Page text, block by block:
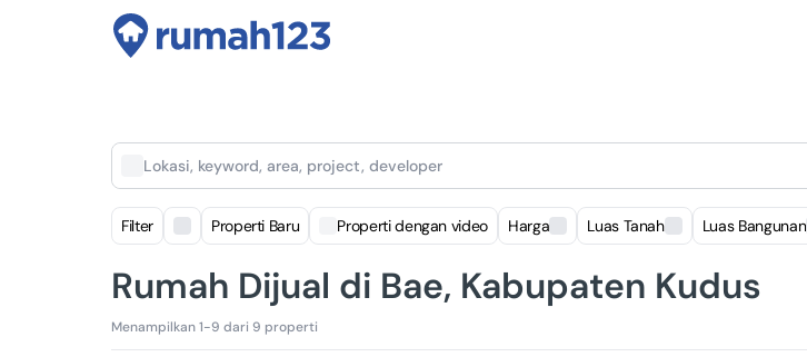
Lokasi, keyword, area, project, developer
Filter Properti Baru Properti dengan video Harga Luas Tanah Luas Bangunan
Rumah Dijual di Bae, Kabupaten Kudus
Menampilkan 1-9 dari 9 properti